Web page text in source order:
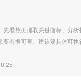
先看数据提取关键指标、分
要有据可查、建议要具体可